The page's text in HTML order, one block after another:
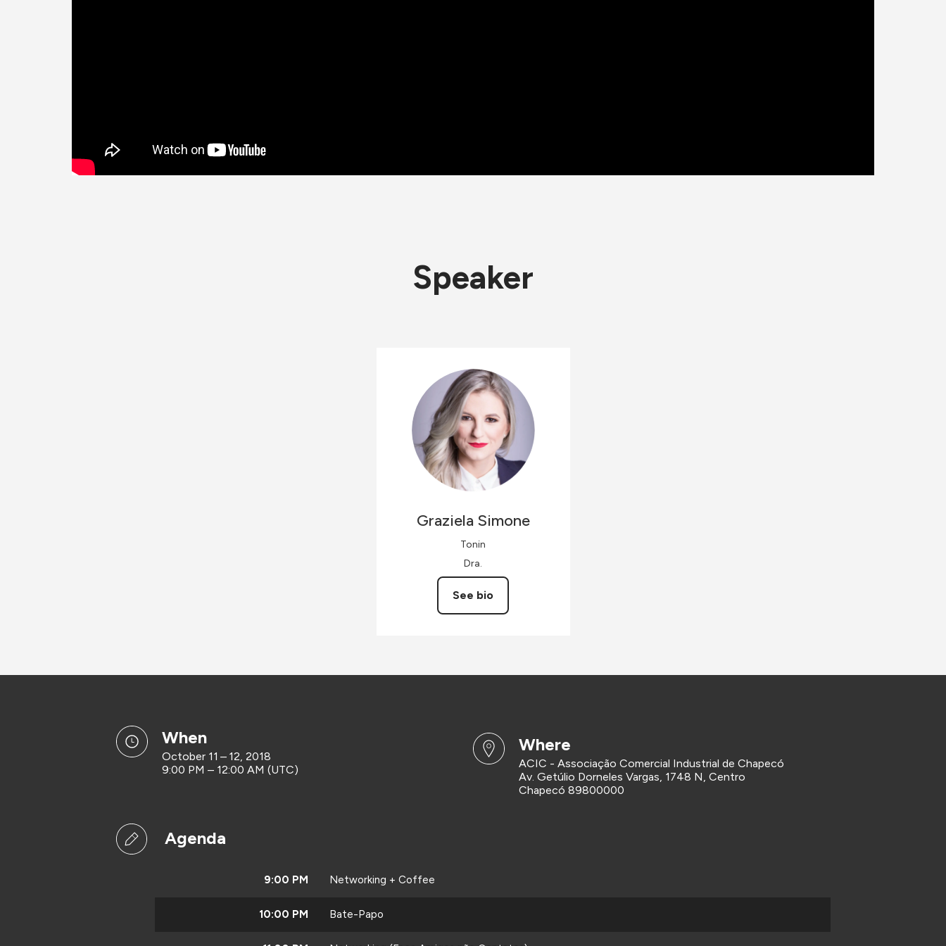
Speaker
Graziela Simone
Tonin
Dra.
See bio
when
October 11 – 12, 2018
9:00 PM – 12:00 AM (UTC)
where
ACIC - Associação Comercial Industrial de Chapecó
Av. Getúlio Dorneles Vargas, 1748 N, Centro
Chapecó 89800000
Agenda
9:00 PM Networking + Coffee
10:00 PM Bate-Papo